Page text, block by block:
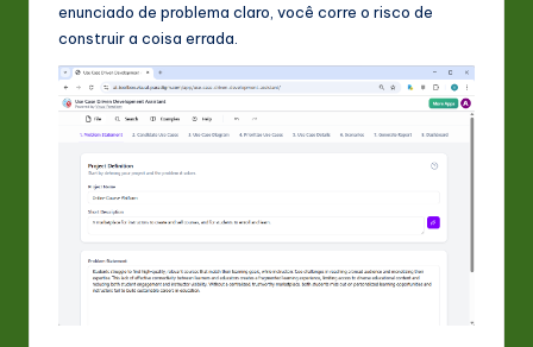
enunciado de problema claro, você corre o risco de
construir a coisa errada.